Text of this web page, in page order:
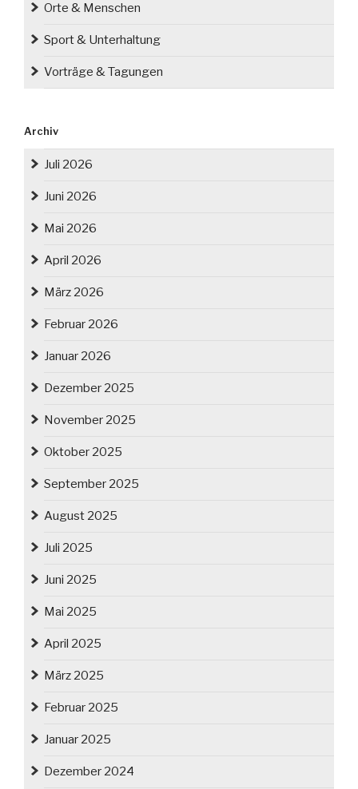
Orte & Menschen
Sport & Unterhaltung
Vorträge & Tagungen
Archiv
Juli 2026
Juni 2026
Mai 2026
April 2026
März 2026
Februar 2026
Januar 2026
Dezember 2025
November 2025
Oktober 2025
September 2025
August 2025
Juli 2025
Juni 2025
Mai 2025
April 2025
März 2025
Februar 2025
Januar 2025
Dezember 2024